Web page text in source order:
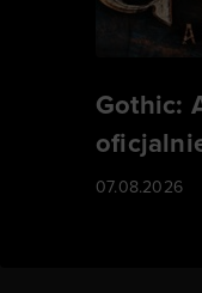
Gothic:
07.08.2026